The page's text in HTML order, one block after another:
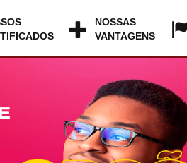
NOSSAS
VANTAGENS